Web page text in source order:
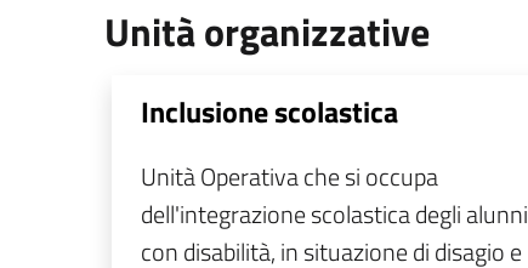
Unità organizzative
Inclusione scolastica
Unità Operativa che si occupa
dell'integrazione scolastica degli alunni
con disabilità, in situazione di disagio e